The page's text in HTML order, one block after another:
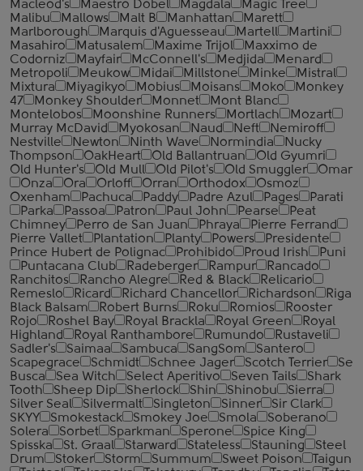
Macleod's
Maestro Dobel Magdala
Magic Tree
Malibu
Mallows Malt B Manhattan
Marett
Marlborough
Marquis d'Aguesseau Martell
Martini
Masahiro
Matusalem Maxime Trijol
Maxximo de
Codorniz
Mayfair McConnell's Medjida
Menard
Metropoli
Meukow Midai Millstone Minke
Mistral
Mixtura
Miyagikyo Mobius Moisans Moko
Monkey
47
Monkey Shoulder Monnet
Mont Blanc
Montelobos
Moonshine Runners Mortlach
Mozart
Murray McDavid
Myokosan Naud Neft
Nemiroff
Nestville
Newton Ninth Wave Normindia
Nucky
Thompson
OakHeart Old Ballantruan
Old Gyumri
Old Hunter's
Old Mull Old Pilot's Old Smuggler
Omar
Onza
Ora Orloff Orran Orthodox
Osmoz
Oxenham
Pachuca Paddy Padre Azul Pages
Parati
Parka
Passoa Patron Paul John Pearse
Peat
Chimney
Perro de San Juan Phraya
Pierre Ferrand
Pierre Vallet
Plantation Planty Powers
Presidente
Prince Hubert de Polignac
Prohibido Proud Irish
Puni
Puntacana Club
Radeberger Rampur
Rancado
Ranchitos
Rancho Alegre Red & Black
Relicario
Remeslo
Ricard Richard Chancellor Richardson
Riga
Black Balsam
Robert Burns Roku Romios
Rooster
Rojo
Roshel Bay Royal Brackla Royal Green
Royal
Highland
Royal Ranthambore Rumundo
Rustaveli
Sadler's
Saimaa Sambuca SangSom
Santero
Scapegrace
Schmidt Schnee Jager Scotch Terrier
Se
Busca
Sea Witch Select Aperitivo Seven Tails
Shark
Tooth
Sheep Dip Sherlock Shin Shinobu
Sierra
Silver Seal
Silvermalt Singleton Sinner
Sir Clark
SKYY
Smokestack Smokey Joe Smola
Soberano
Solera
Sorbet Sparkman Sperone
Spice King
Spisska
St. Graal Starward Stateless Stauning
Steel
Drum
Stoker Storm Summum Sweet Poison
Taigun